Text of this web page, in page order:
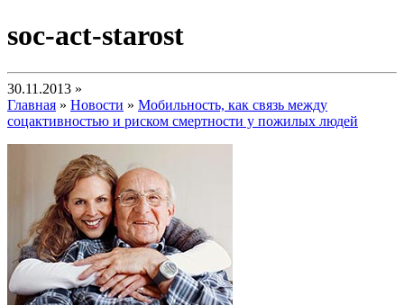
soc-act-starost
30.11.2013 »
Главная » Новости » Мобильность, как связь между
соцактивностью и риском смертности у пожилых людей